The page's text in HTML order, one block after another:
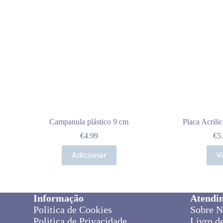
Campanula plástico 9 cm
€4.99
Adicionar
Placa
€
Informação
Politica de Cookies
Sobre